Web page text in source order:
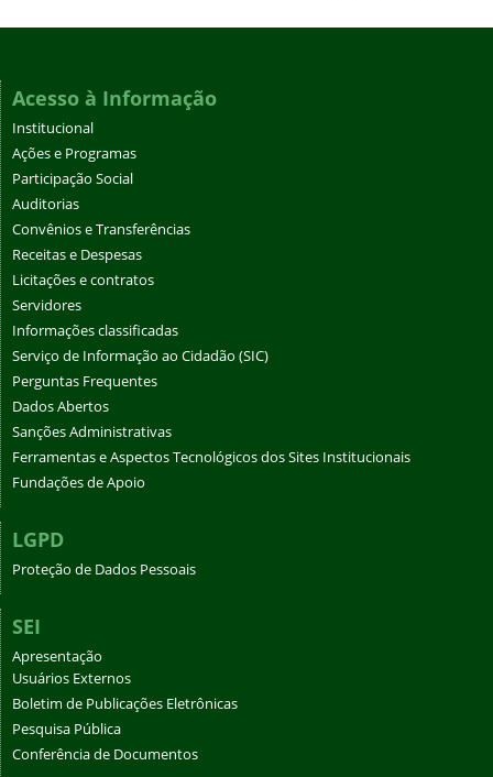
Acesso à Informação
Institucional
Ações e Programas
Participação Social
Auditorias
Convênios e Transferências
Receitas e Despesas
Licitações e contratos
Servidores
Informações classificadas
Serviço de Informação ao Cidadão (SIC)
Perguntas Frequentes
Dados Abertos
Sanções Administrativas
Ferramentas e Aspectos Tecnológicos dos Sites Institucionais
Fundações de Apoio
LGPD
Proteção de Dados Pessoais
SEI
Apresentação
Usuários Externos
Boletim de Publicações Eletrônicas
Pesquisa Pública
Conferência de Documentos